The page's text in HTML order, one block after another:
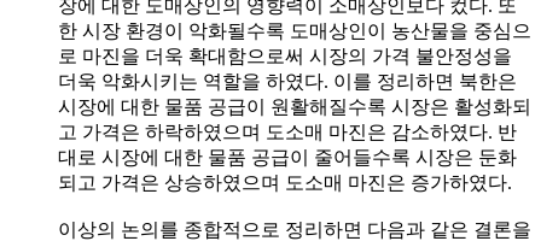
장에 대한 도매상인의 영향력이 소매상인보다 컸다. 또
한 시장 환경이 악화될수록 도매상인이 농산물을 중심으
로 마진을 더욱 확대함으로써 시장의 가격 불안정성을
더욱 악화시키는 역할을 하였다. 이를 정리하면 북한은
시장에 대한 물품 공급이 원활해질수록 시장은 활성화되
고 가격은 하락하였으며 도소매 마진은 감소하였다. 반
대로 시장에 대한 물품 공급이 줄어들수록 시장은 둔화
되고 가격은 상승하였으며 도소매 마진은 증가하였다.
이상의 논의를 종합적으로 정리하면 다음과 같은 결론을